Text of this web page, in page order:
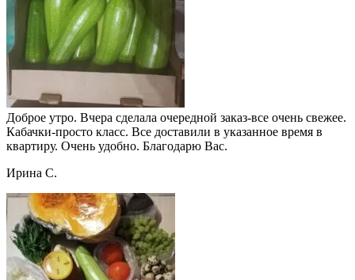
Доброе утро. Вчера сделала очередной заказ-все очень свежее.
Кабачки-просто класс. Все доставили в указанное время в
квартиру. Очень удобно. Благодарю Вас.
Ирина С.